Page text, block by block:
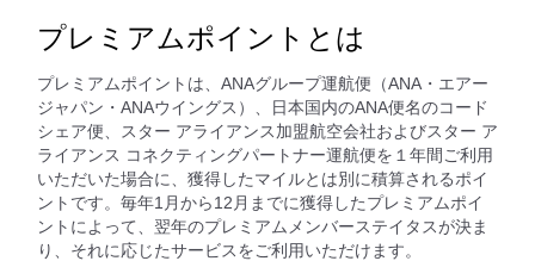
プレミアムポイントとは
プレミアムポイントは、ANAグループ運航便（ANA・エアー
ジャパン・ANAウイングス）、日本国内のANA便名のコード
シェア便、スター アライアンス加盟航空会社およびスター ア
ライアンス コネクティングパートナー運航便を１年間ご利用
いただいた場合に、獲得したマイルとは別に積算されるポイ
ントです。毎年1月から12月までに獲得したプレミアムポイ
ントによって、翌年のプレミアムメンバーステイタスが決ま
り、それに応じたサービスをご利用いただけます。